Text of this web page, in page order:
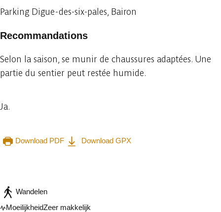
Parking Digue-des-six-pales, Bairon
Recommandations
Selon la saison, se munir de chaussures adaptées. Une
partie du sentier peut restée humide.
Ja.
Download PDF
Download GPX
Wandelen
MoeilijkheidZeer makkelijk